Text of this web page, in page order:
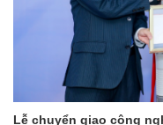
Lễ chuyển giao công